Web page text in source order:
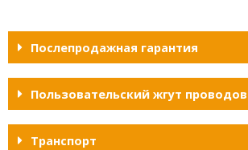
Послепродажная гарантия
Пользовательский жгут проводов
Транспорт